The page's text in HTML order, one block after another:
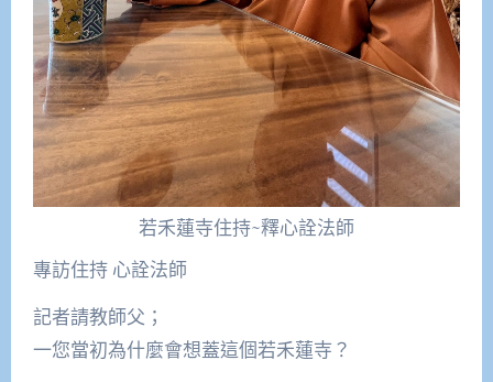
若禾蓮寺住持~釋心詮法師
專訪住持 心詮法師
記者請教師父；
一您當初為什麼會想蓋這個若禾蓮寺？